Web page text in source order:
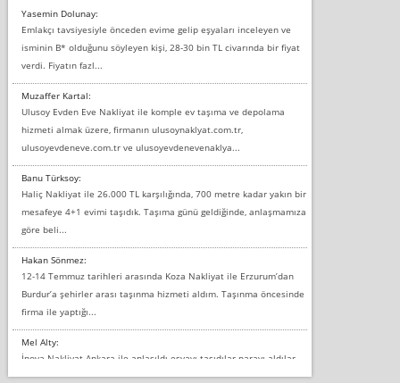
Yasemin Dolunay:
Emlakçı tavsiyesiyle önceden evime gelip eşyaları inceleyen ve
isminin B* olduğunu söyleyen kişi, 28-30 bin TL civarında bir fiyat
verdi. Fiyatın fazl...
Muzaffer Kartal:
Ulusoy Evden Eve Nakliyat ile komple ev taşıma ve depolama
hizmeti almak üzere, firmanın ulusoynaklyat.com.tr,
ulusoyevdeneve.com.tr ve ulusoyevdenevenaklya...
Banu Türksoy:
Haliç Nakliyat ile 26.000 TL karşılığında, 700 metre kadar yakın bir
mesafeye 4+1 evimi taşıdık. Taşıma günü geldiğinde, anlaşmamıza
göre beli...
Hakan Sönmez:
12-14 Temmuz tarihleri arasında Koza Nakliyat ile Erzurum’dan
Burdur’a şehirler arası taşınma hizmeti aldım. Taşınma öncesinde
firma ile yaptığı...
Mel Alty:
İnova Nakliyat Ankara ile anlaşıldı eşyayı taşıdılar parayı aldılar.
Salon duvarına bir baktım birisi boydan alüminyum renkli bantı